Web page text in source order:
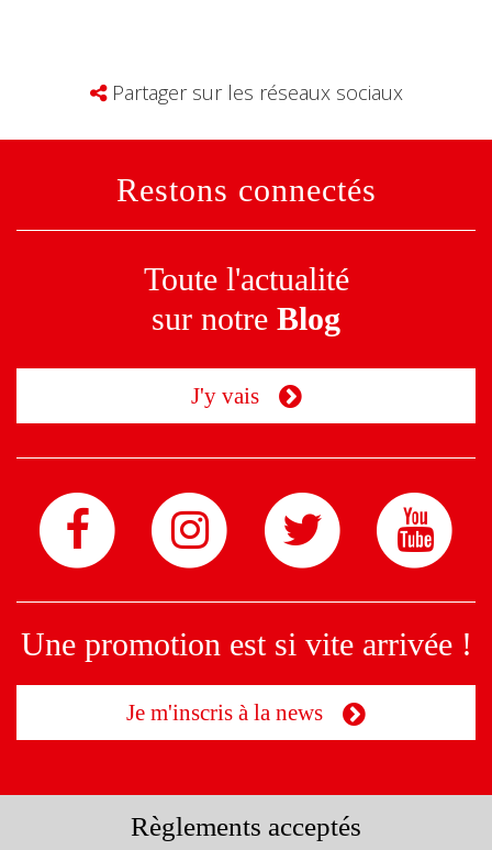
Partager sur les réseaux sociaux
Restons connectés
Toute l'actualité
sur notre Blog
J'y vais
Une promotion est si vite arrivée !
Je m'inscris à la news
Règlements acceptés